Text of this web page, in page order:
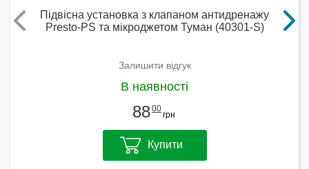
Підвісна установка з клапаном антидренажу
Presto-PS та мікроджетом Туман (40301-S)
Залишити відгук
В наявності
8800
грн
Купити